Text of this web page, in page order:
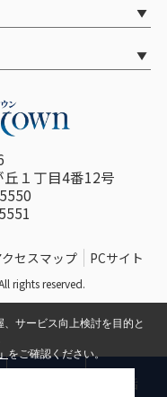
１丁目4番12号
クセスマップ PCサイト
rights reserved.
電話
サービス向上検討を目的と
をご確認ください。